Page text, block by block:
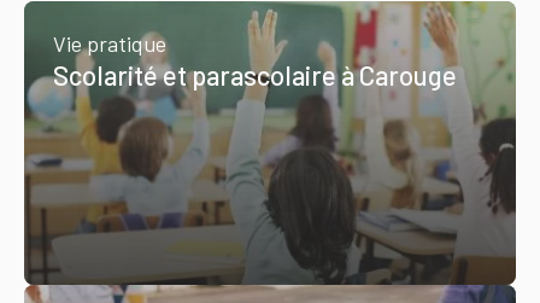
Vie pratique
Scolarité et parascolaire à Carouge